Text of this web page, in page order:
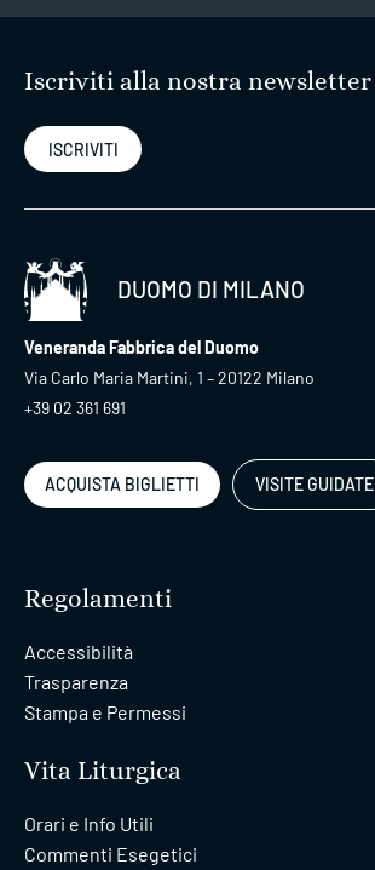
Iscriviti alla nostra newsletter
ISCRIVITI
DUOMO DI MILANO
Veneranda Fabbrica del Duomo
Via Carlo Maria Martini, 1 – 20122 Milano
+39 02 361 691
ACQUISTA BIGLIETTI VISITE GUIDATE
Regolamenti
Accessibilità
Trasparenza
Stampa e Permessi
Vita Liturgica
Orari e Info Utili
Commenti Esegetici